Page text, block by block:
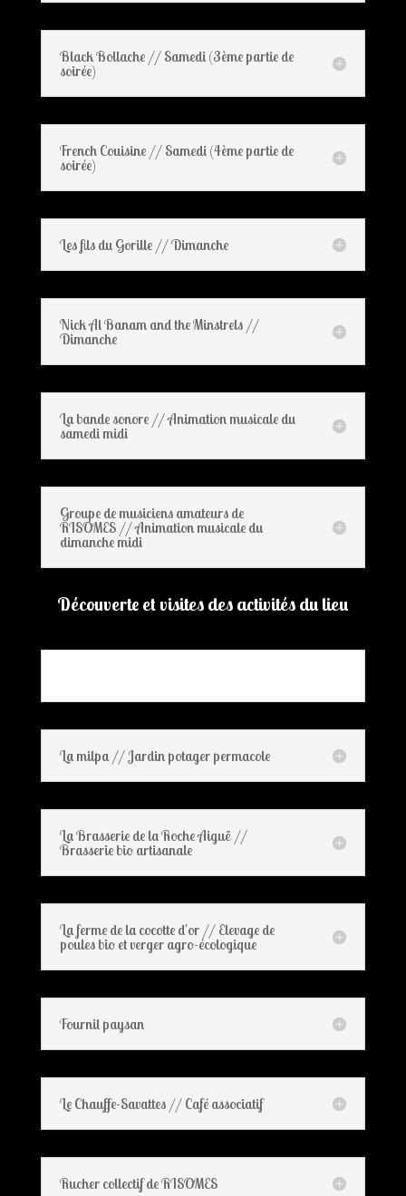
Black Bollache // Samedi (3ème partie de
soirée)
French Couisine // Samedi (4ème partie de
soirée)
Les fils du Gorille // Dimanche
Nick Al Banam and the Minstrels //
Dimanche
La bande sonore // Animation musicale du
samedi midi
Groupe de musiciens amateurs de
RISOMES // Animation musicale du
dimanche midi
Découverte et visites des activités du lieu
La milpa // Jardin potager permacole
La Brasserie de la Roche Aiguë //
Brasserie bio artisanale
La ferme de la cocotte d'or // Elevage de
poules bio et verger agro-écologique
Fournil paysan
Le Chauffe-Savattes // Café associatif
Rucher collectif de RISOMES